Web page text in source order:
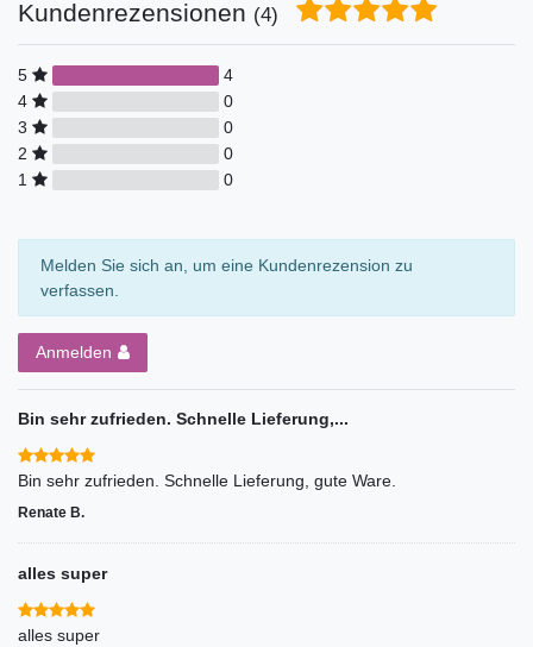
Kundenrezensionen (4)
5
4
4
0
3
0
2
0
1
0
Melden Sie sich an, um eine Kundenrezension zu
verfassen.
Anmelden
Bin sehr zufrieden. Schnelle Lieferung,...
Bin sehr zufrieden. Schnelle Lieferung, gute Ware.
Renate B.
alles super
alles super